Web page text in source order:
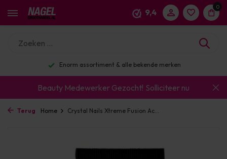
9,4
0
Enorm assortiment & alle bekende merken
Beauty Medewerker Gezocht! Solliciteer nu
Terug Home Crystal Nails Xtreme Fusion Ac...